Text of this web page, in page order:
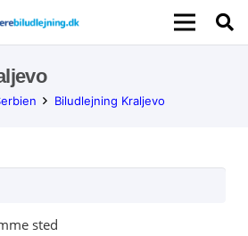
Biludlejning Kraljevo
sted